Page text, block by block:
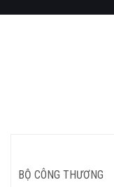
BỘ CÔNG THƯƠNG